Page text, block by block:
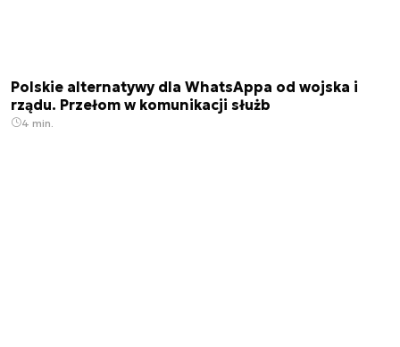
Polskie alternatywy dla WhatsAppa od wojska i
rządu. Przełom w komunikacji służb
4 min.